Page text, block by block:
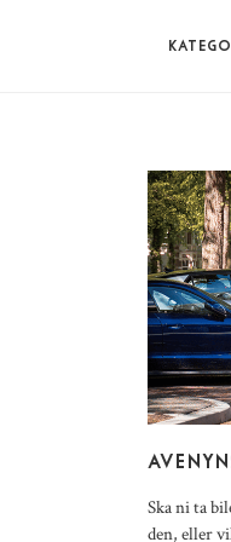
Ska ni ta
den, eller